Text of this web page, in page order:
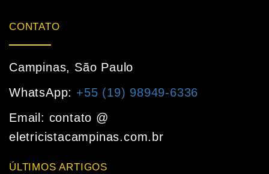
CONTATO
Campinas, São Paulo
WhatsApp: +55 (19) 98949-6336
Email: contato @
eletricistacampinas.com.br
ÚLTIMOS ARTIGOS